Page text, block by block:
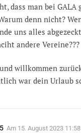
dass man bei
denn nicht?
uns alles
andere Vereine???
willkommen
war dein Urlaub
Am 15. August 2023 11:58